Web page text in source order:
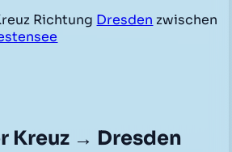
Richtung Dresden zwischen
Kreuz → Dresden